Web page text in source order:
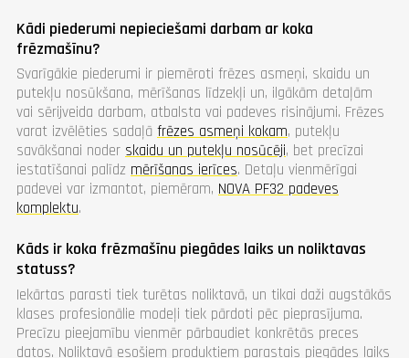
Kādi piederumi nepieciešami darbam ar koka
frēzmašīnu?
Svarīgākie piederumi ir piemēroti frēzes asmeņi, skaidu un
putekļu nosūkšana, mērīšanas līdzekļi un, ilgākām detaļām
vai sērijveida darbam, atbalsta vai padeves risinājumi. Frēzes
varat izvēlēties sadaļā frēzes asmeņi kokam, putekļu
savākšanai noder skaidu un putekļu nosūcēji, bet precīzai
iestatīšanai palīdz mērīšanas ierīces. Detaļu vienmērīgai
padevei var izmantot, piemēram, NOVA PF32 padeves
komplektu.
Kāds ir koka frēzmašīnu piegādes laiks un noliktavas
statuss?
Iekārtas parasti tiek turētas noliktavā, un tikai daži augstākās
klases profesionālie modeļi tiek pārdoti pēc pieprasījuma.
Precīzu pieejamību vienmēr pārbaudiet konkrētās preces
datos. Noliktavā esošiem produktiem parastais piegādes laiks